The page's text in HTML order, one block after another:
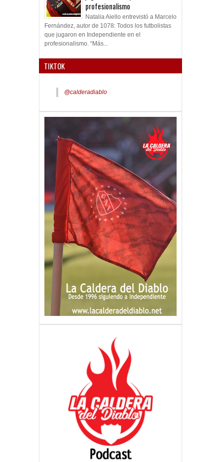
profesionalismo
Natalia Aiello entrevistó a Marcelo
Fernández, autor de 1078: Todos los futbolistas
que jugaron en Independiente en el
profesionalismo. “Más...
TIKTOK
@calderadiablo